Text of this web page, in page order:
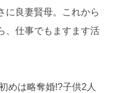
に良妻賢母。これから
、仕事でもますます活
めは略奪婚!?子供2人